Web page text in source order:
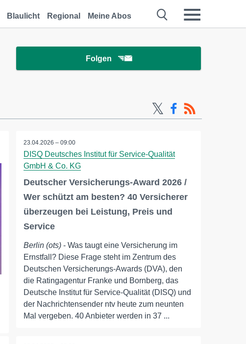
Blaulicht Regional Meine Abos
Folgen
23.04.2026 – 09:00
DISQ Deutsches Institut für Service-Qualität
GmbH & Co. KG
Deutscher Versicherungs-Award 2026 /
Wer schützt am besten? 40 Versicherer
überzeugen bei Leistung, Preis und
Service
Berlin (ots) - Was taugt eine Versicherung im
Ernstfall? Diese Frage steht im Zentrum des
Deutschen Versicherungs-Awards (DVA), den
die Ratingagentur Franke und Bornberg, das
Deutsche Institut für Service-Qualität (DISQ) und
der Nachrichtensender ntv heute zum neunten
Mal vergeben. 40 Anbieter werden in 37 ...